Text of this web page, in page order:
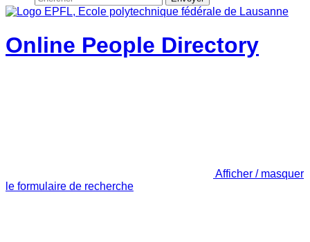
Online People Directory
Afficher / masquer
le formulaire de recherche